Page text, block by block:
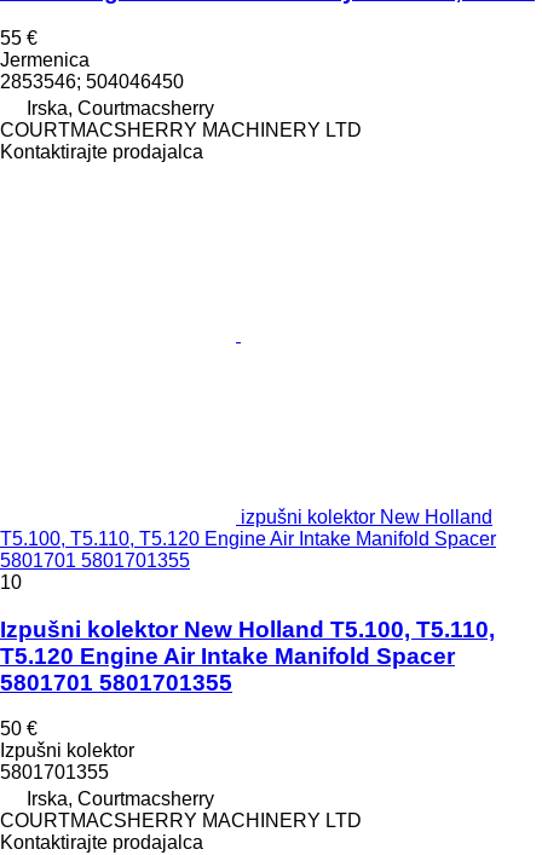
55 €
Jermenica
2853546; 504046450
Irska, Courtmacsherry
COURTMACSHERRY MACHINERY LTD
Kontaktirajte prodajalca
izpušni kolektor New Holland
T5.100, T5.110, T5.120 Engine Air Intake Manifold Spacer
5801701 5801701355
10
Izpušni kolektor New Holland T5.100, T5.110,
T5.120 Engine Air Intake Manifold Spacer
5801701 5801701355
50 €
Izpušni kolektor
5801701355
Irska, Courtmacsherry
COURTMACSHERRY MACHINERY LTD
Kontaktirajte prodajalca